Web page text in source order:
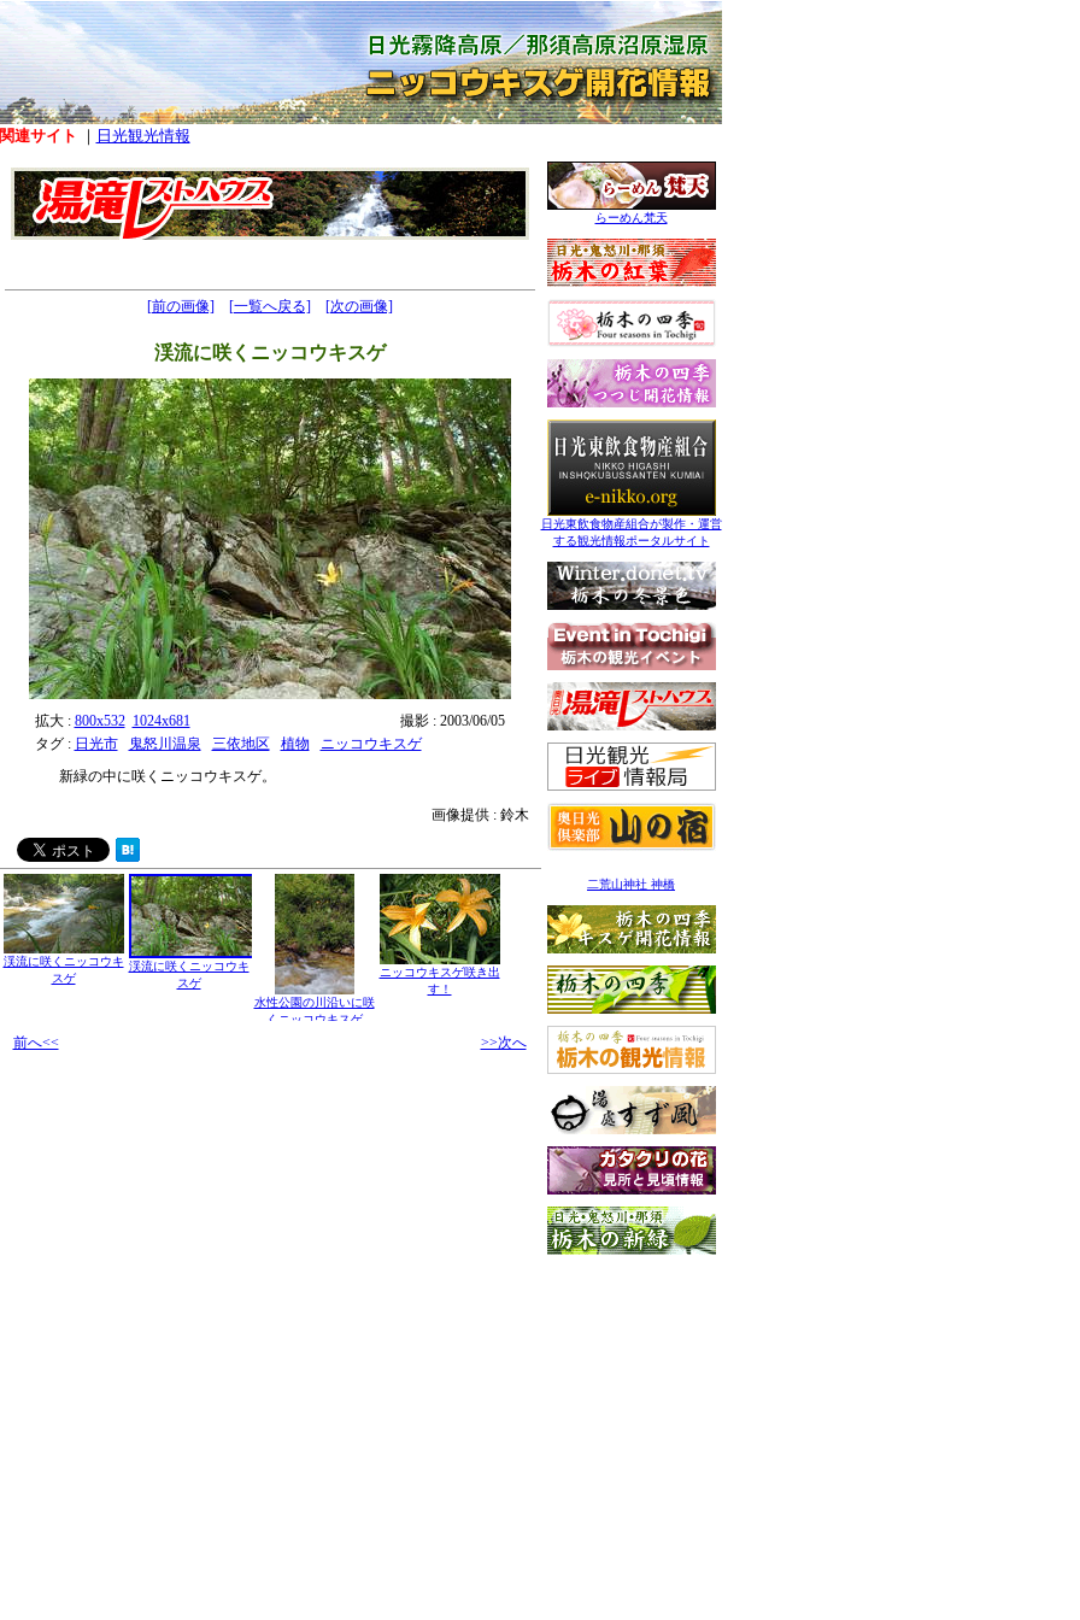
関連サイト ｜ 日光観光情報
[前の画像] [一覧へ戻る] [次の画像]
渓流に咲くニッコウキスゲ
拡大 : 800x532 1024x681
撮影 : 2003/06/05
タグ : 日光市 鬼怒川温泉 三依地区 植物
ニッコウキスゲ
新緑の中に咲くニッコウキスゲ。
画像提供 : 鈴木
渓流に咲くニッコウキ
スゲ
渓流に咲くニッコウキ
スゲ
水性公園の川沿いに咲
くニッコウキスゲ
ニッコウキスゲ咲き出
す！
前へ<< >>次へ
らーめん梵天
日光東飲食物産組合が製作・運営
する観光情報ポータルサイト
二荒山神社 神橋